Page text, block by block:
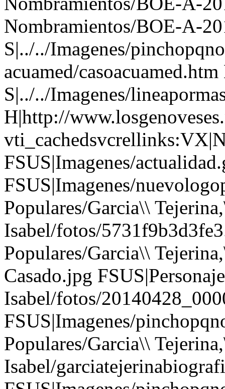
Nombramientos/BOE-A-
S|../../Imagenes/
acuamed/
S|../../Imagenes/
H|http://
FSUS|Imagenes/
FSUS|Imagenes/
Populares/Garcia\\
Isabel/fotos/
Populares/Garcia\\
Casado.jpg
Isabel/fotos/
FSUS|Imagenes/
Populares/Garcia\\
Isabel/